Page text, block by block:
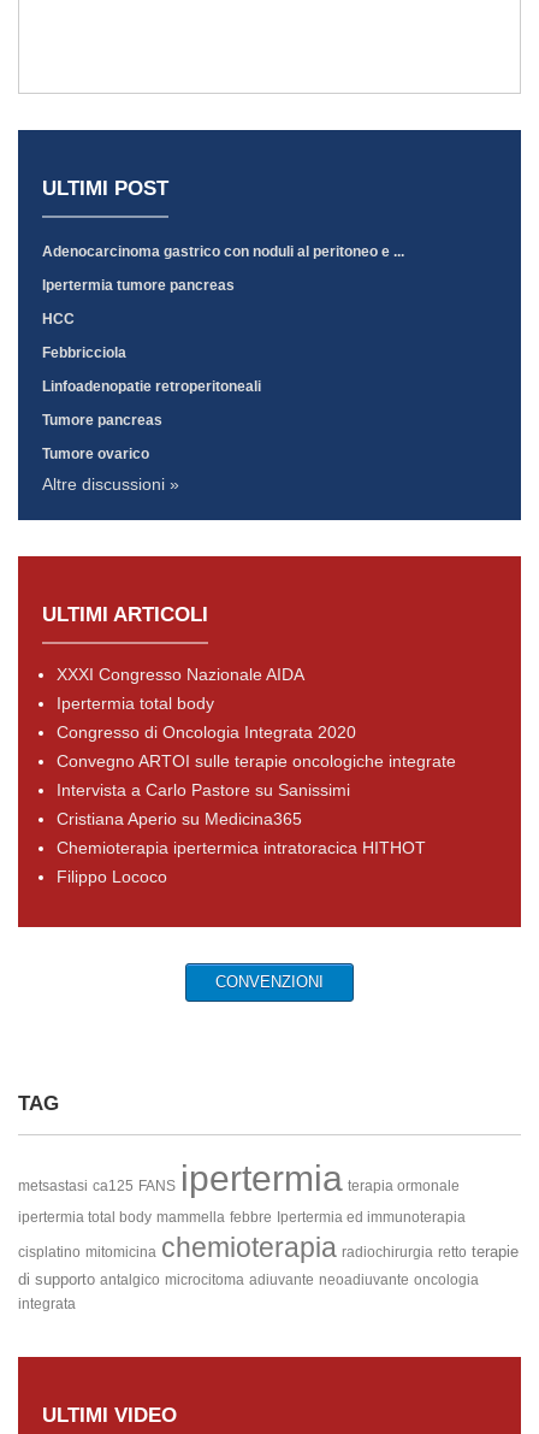
ULTIMI POST
Adenocarcinoma gastrico con noduli al peritoneo e ...
Ipertermia tumore pancreas
HCC
Febbricciola
Linfoadenopatie retroperitoneali
Tumore pancreas
Tumore ovarico
Altre discussioni »
ULTIMI ARTICOLI
XXXI Congresso Nazionale AIDA
Ipertermia total body
Congresso di Oncologia Integrata 2020
Convegno ARTOI sulle terapie oncologiche integrate
Intervista a Carlo Pastore su Sanissimi
Cristiana Aperio su Medicina365
Chemioterapia ipertermica intratoracica HITHOT
Filippo Lococo
CONVENZIONI
TAG
metsastasi ca125 FANS ipertermia terapia ormonale
ipertermia total body mammella febbre Ipertermia ed immunoterapia
cisplatino mitomicina chemioterapia radiochirurgia retto terapie
di supporto antalgico microcitoma adiuvante neoadiuvante oncologia
integrata
ULTIMI VIDEO